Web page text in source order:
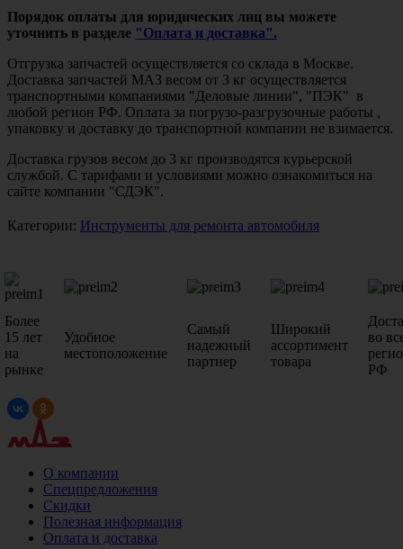
Порядок оплаты для юридических лиц вы можете
уточнить в разделе "Оплата и доставка".
Отгрузка запчастей осуществляется со склада в Москве.
Доставка запчастей МАЗ весом от 3 кг осуществляется
транспортными компаниями "Деловые линии", "ПЭК" в
любой регион РФ. Оплата за погрузо-разгрузочные работы ,
упаковку и доставку до транспортной компании не взимается.
Доставка грузов весом до 3 кг производятся курьерской
службой. С тарифами и условиями можно ознакомиться на
сайте компании "СДЭК".
Категории: Инструменты для ремонта автомобиля
Более
15 лет
на
рынке
Удобное
местоположение
Самый
надежный
партнер
Широкий
ассортимент
товара
во
РФ
О компании
Спецпредложения
Скидки
Полезная информация
Оплата и доставка